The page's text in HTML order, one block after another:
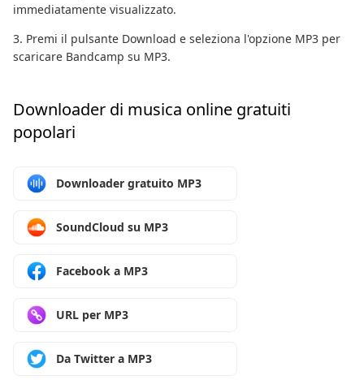
immediatamente visualizzato.
3. Premi il pulsante Download e seleziona l'opzione MP3 per
scaricare Bandcamp su MP3.
Downloader di musica online gratuiti
popolari
Downloader gratuito MP3
SoundCloud su MP3
Facebook a MP3
URL per MP3
Da Twitter a MP3